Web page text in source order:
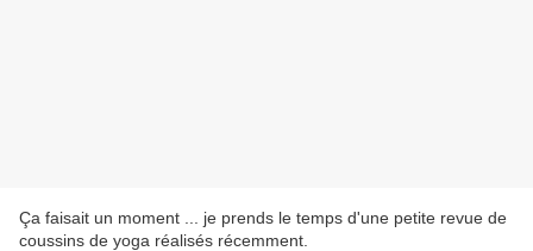
Ça faisait un moment ... je prends le temps d'une petite revue de
coussins de yoga réalisés récemment.